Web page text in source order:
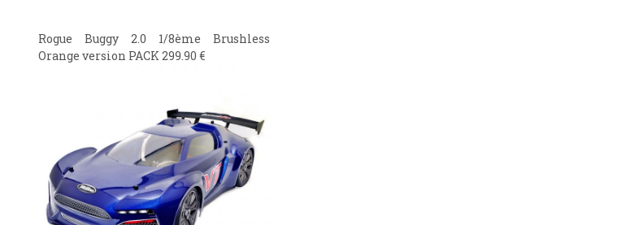
Rogue Buggy 2.0 1/8ème Brushless
Orange version PACK 299.90 €